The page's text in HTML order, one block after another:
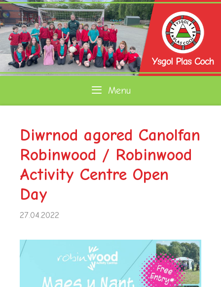
Skip
to
content
Menu
Diwrnod agored Canolfan
Robinwood / Robinwood
Activity Centre Open
Day
27.04.2022